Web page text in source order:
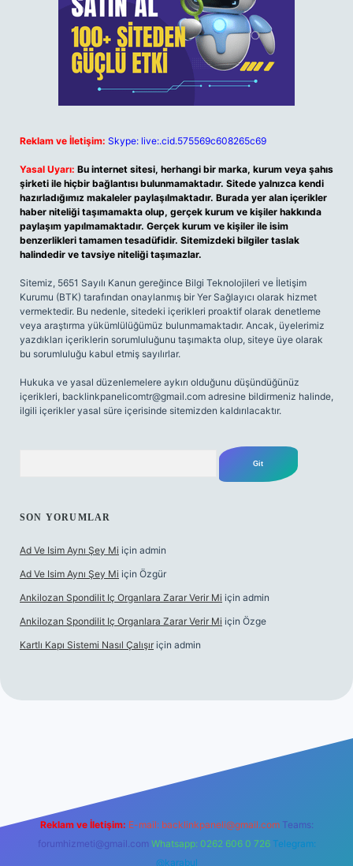
Reklam ve İletişim: Skype: live:.cid.575569c608265c69
Yasal Uyarı: Bu internet sitesi, herhangi bir marka, kurum veya şahıs
şirketi ile hiçbir bağlantısı bulunmamaktadır. Sitede yalnızca kendi
hazırladığımız makaleler paylaşılmaktadır. Burada yer alan içerikler
haber niteliği taşımamakta olup, gerçek kurum ve kişiler hakkında
paylaşım yapılmamaktadır. Gerçek kurum ve kişiler ile isim
benzerlikleri tamamen tesadüfidir. Sitemizdeki bilgiler taslak
halindedir ve tavsiye niteliği taşımazlar.
Sitemiz, 5651 Sayılı Kanun gereğince Bilgi Teknolojileri ve İletişim
Kurumu (BTK) tarafından onaylanmış bir Yer Sağlayıcı olarak hizmet
vermektedir. Bu nedenle, sitedeki içerikleri proaktif olarak denetleme
veya araştırma yükümlülüğümüz bulunmamaktadır. Ancak, üyelerimiz
yazdıkları içeriklerin sorumluluğunu taşımakta olup, siteye üye olarak
bu sorumluluğu kabul etmiş sayılırlar.
Hukuka ve yasal düzenlemelere aykırı olduğunu düşündüğünüz
içerikleri, backlinkpanelicomtr@gmail.com adresine bildirmeniz halinde,
ilgili içerikler yasal süre içerisinde sitemizden kaldırılacaktır.
SON YORUMLAR
Ad Ve Isim Aynı Şey Mi için admin
Ad Ve Isim Aynı Şey Mi için Özgür
Ankilozan Spondilit Iç Organlara Zarar Verir Mi için admin
Ankilozan Spondilit Iç Organlara Zarar Verir Mi için Özge
Kartlı Kapı Sistemi Nasıl Çalışır için admin
Reklam ve İletişim: E-mail: backlinkpaneli@gmail.com Teams:
forumhizmeti@gmail.com Whatsapp: 0262 606 0 726 Telegram:
@karabul